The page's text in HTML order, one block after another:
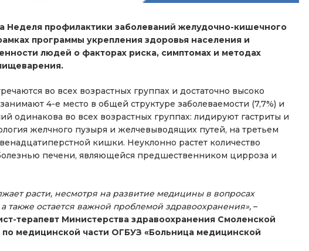
Неделя профилактики заболеваний желудочно-кишечного
программы укрепления здоровья населения и
людей о факторах риска, симптомах и методах
во всех возрастных группах и достаточно высоко
4-е место в общей структуре заболеваемости (7,7%) и
одинакова во всех возрастных группах: лидируют гастриты и
желчного пузыря и желчевыводящих путей, на третьем
кишки. Неуклонно растет количество
печени, являющейся предшественником цирроза и
расти, несмотря на развитие медицины в вопросах
также остается важной проблемой здравоохранения», –
терапевт Министерства здравоохранения Смоленской
по медицинской части ОГБУЗ «Больница медицинской